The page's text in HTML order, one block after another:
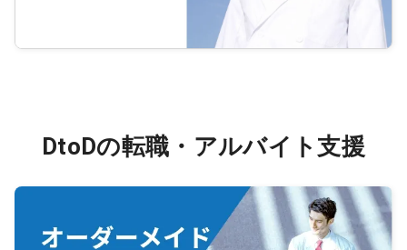
DtoDの転職・アルバイト支援